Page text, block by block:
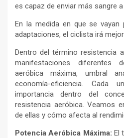
es capaz de enviar más sangre
En la medida en que se vayan
adaptaciones, el ciclista irá
Dentro del término resistencia
manifestaciones diferentes
aeróbica máxima, umbral
economía-eficiencia.
importancia dentro del
resistencia aeróbica. Veamos
de ellas y cómo afecta al
Potencia Aeróbica Máxima: El